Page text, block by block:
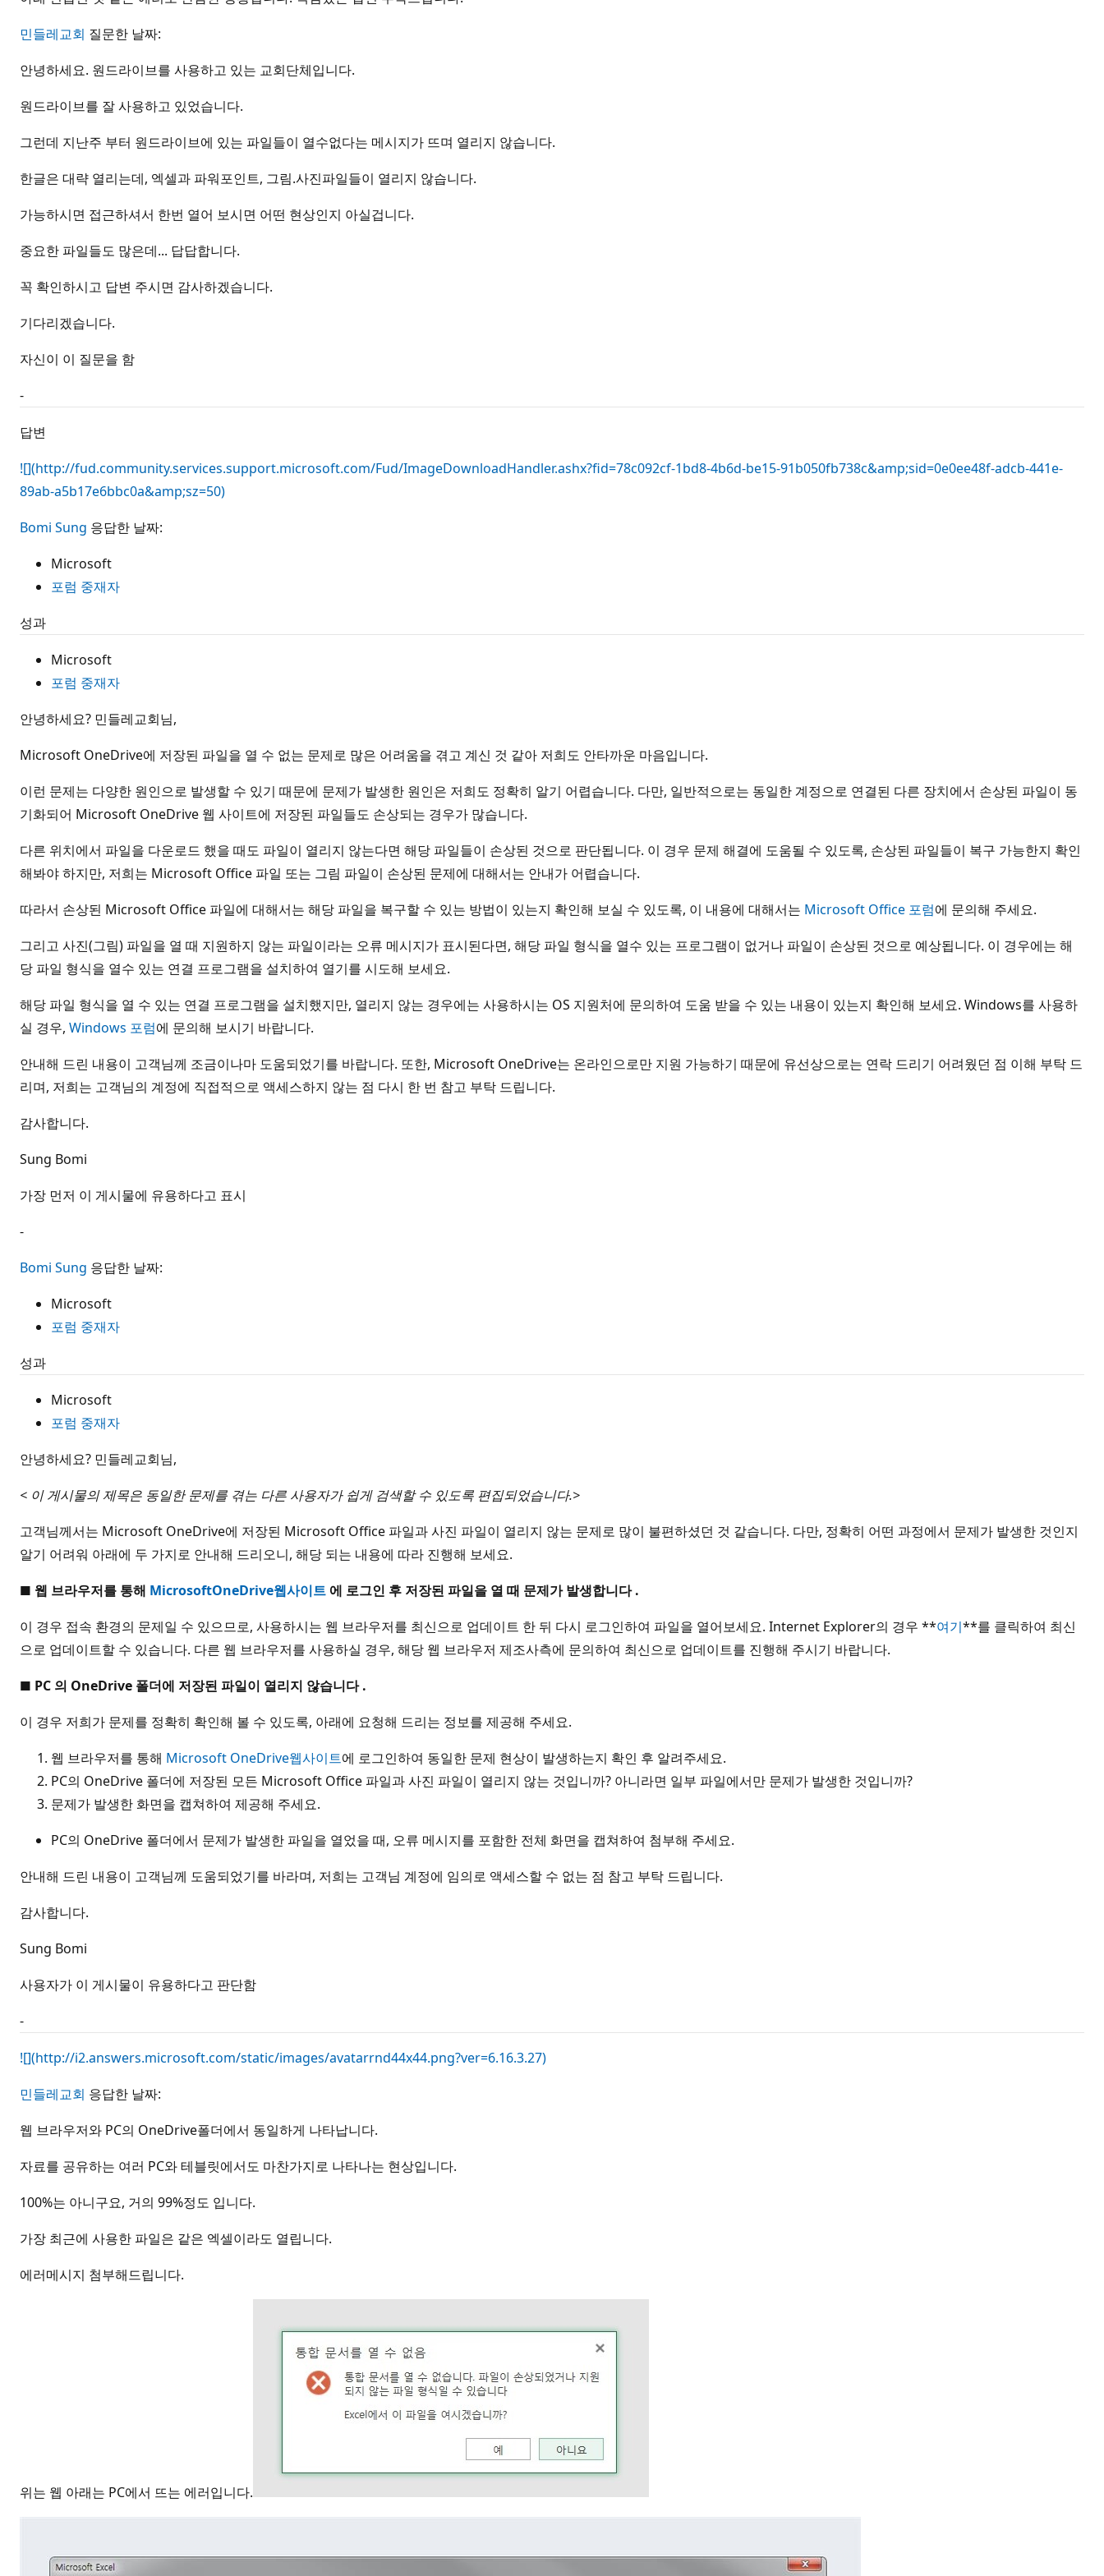
민들레교회 질문한 날짜:
안녕하세요. 원드라이브를 사용하고 있는 교회단체입니다.
원드라이브를 잘 사용하고 있었습니다.
그런데 지난주 부터 원드라이브에 있는 파일들이 열수없다는 메시지가 뜨며 열리지 않습니다.
한글은 대략 열리는데, 엑셀과 파워포인트, 그림.사진파일들이 열리지 않습니다.
가능하시면 접근하셔서 한번 열어 보시면 어떤 현상인지 아실겁니다.
중요한 파일들도 많은데... 답답합니다.
꼭 확인하시고 답변 주시면 감사하겠습니다.
기다리겠습니다.
자신이 이 질문을 함
-
답변
![](http://fud.community.services.support.microsoft.com/Fud/ImageDownloadHandler.ashx?fid=78c092cf-1bd8-4b6d-be15-91b050fb738c&amp;sid=0e0ee48f-adcb-441e-
89ab-a5b17e6bbc0a&amp;sz=50)
Bomi Sung 응답한 날짜:
Microsoft
포럼 중재자
성과
Microsoft
포럼 중재자
안녕하세요? 민들레교회님,
Microsoft OneDrive에 저장된 파일을 열 수 없는 문제로 많은 어려움을 겪고 계신 것 같아 저희도 안타까운 마음입니다.
이런 문제는 다양한 원인으로 발생할 수 있기 때문에 문제가 발생한 원인은 저희도 정확히 알기 어렵습니다. 다만, 일반적으로는 동일한 계정으로 연결된 다른 장치에서 손상된 파일이 동
기화되어 Microsoft OneDrive 웹 사이트에 저장된 파일들도 손상되는 경우가 많습니다.
다른 위치에서 파일을 다운로드 했을 때도 파일이 열리지 않는다면 해당 파일들이 손상된 것으로 판단됩니다. 이 경우 문제 해결에 도움될 수 있도록, 손상된 파일들이 복구 가능한지 확인
해봐야 하지만, 저희는 Microsoft Office 파일 또는 그림 파일이 손상된 문제에 대해서는 안내가 어렵습니다.
따라서 손상된 Microsoft Office 파일에 대해서는 해당 파일을 복구할 수 있는 방법이 있는지 확인해 보실 수 있도록, 이 내용에 대해서는 Microsoft Office 포럼에 문의해 주세요.
그리고 사진(그림) 파일을 열 때 지원하지 않는 파일이라는 오류 메시지가 표시된다면, 해당 파일 형식을 열수 있는 프로그램이 없거나 파일이 손상된 것으로 예상됩니다. 이 경우에는 해
당 파일 형식을 열수 있는 연결 프로그램을 설치하여 열기를 시도해 보세요.
해당 파일 형식을 열 수 있는 연결 프로그램을 설치했지만, 열리지 않는 경우에는 사용하시는 OS 지원처에 문의하여 도움 받을 수 있는 내용이 있는지 확인해 보세요. Windows를 사용하
실 경우, Windows 포럼에 문의해 보시기 바랍니다.
안내해 드린 내용이 고객님께 조금이나마 도움되었기를 바랍니다. 또한, Microsoft OneDrive는 온라인으로만 지원 가능하기 때문에 유선상으로는 연락 드리기 어려웠던 점 이해 부탁 드
리며, 저희는 고객님의 계정에 직접적으로 액세스하지 않는 점 다시 한 번 참고 부탁 드립니다.
감사합니다.
Sung Bomi
가장 먼저 이 게시물에 유용하다고 표시
-
Bomi Sung 응답한 날짜:
Microsoft
포럼 중재자
성과
Microsoft
포럼 중재자
안녕하세요? 민들레교회님,
< 이 게시물의 제목은 동일한 문제를 겪는 다른 사용자가 쉽게 검색할 수 있도록 편집되었습니다.>
고객님께서는 Microsoft OneDrive에 저장된 Microsoft Office 파일과 사진 파일이 열리지 않는 문제로 많이 불편하셨던 것 같습니다. 다만, 정확히 어떤 과정에서 문제가 발생한 것인지
알기 어려워 아래에 두 가지로 안내해 드리오니, 해당 되는 내용에 따라 진행해 보세요.
■ 웹 브라우저를 통해 MicrosoftOneDrive웹사이트 에 로그인 후 저장된 파일을 열 때 문제가 발생합니다 .
이 경우 접속 환경의 문제일 수 있으므로, 사용하시는 웹 브라우저를 최신으로 업데이트 한 뒤 다시 로그인하여 파일을 열어보세요. Internet Explorer의 경우 **여기**를 클릭하여 최신
으로 업데이트할 수 있습니다. 다른 웹 브라우저를 사용하실 경우, 해당 웹 브라우저 제조사측에 문의하여 최신으로 업데이트를 진행해 주시기 바랍니다.
■ PC 의 OneDrive 폴더에 저장된 파일이 열리지 않습니다 .
이 경우 저희가 문제를 정확히 확인해 볼 수 있도록, 아래에 요청해 드리는 정보를 제공해 주세요.
웹 브라우저를 통해 Microsoft OneDrive웹사이트에 로그인하여 동일한 문제 현상이 발생하는지 확인 후 알려주세요.
PC의 OneDrive 폴더에 저장된 모든 Microsoft Office 파일과 사진 파일이 열리지 않는 것입니까? 아니라면 일부 파일에서만 문제가 발생한 것입니까?
문제가 발생한 화면을 캡쳐하여 제공해 주세요.
PC의 OneDrive 폴더에서 문제가 발생한 파일을 열었을 때, 오류 메시지를 포함한 전체 화면을 캡쳐하여 첨부해 주세요.
안내해 드린 내용이 고객님께 도움되었기를 바라며, 저희는 고객님 계정에 임의로 액세스할 수 없는 점 참고 부탁 드립니다.
감사합니다.
Sung Bomi
사용자가 이 게시물이 유용하다고 판단함
-
![](http://i2.answers.microsoft.com/static/images/avatarrnd44x44.png?ver=6.16.3.27)
민들레교회 응답한 날짜:
웹 브라우저와 PC의 OneDrive폴더에서 동일하게 나타납니다.
자료를 공유하는 여러 PC와 테블릿에서도 마찬가지로 나타나는 현상입니다.
100%는 아니구요, 거의 99%정도 입니다.
가장 최근에 사용한 파일은 같은 엑셀이라도 열립니다.
에러메시지 첨부해드립니다.
위는 웹 아래는 PC에서 뜨는 에러입니다.